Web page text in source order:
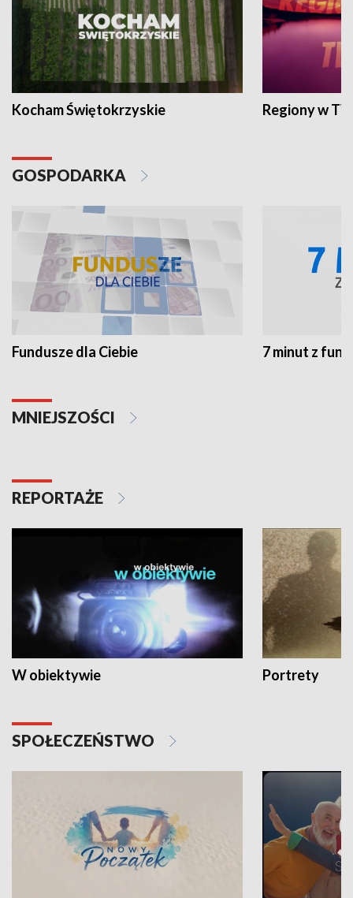
Kocham Świętokrzyskie Regiony w
GOSPODARKA
Fundusze dla Ciebie 7 minut z
MNIEJSZOŚCI
REPORTAŻE
W obiektywie Portrety
SPOŁECZEŃSTWO